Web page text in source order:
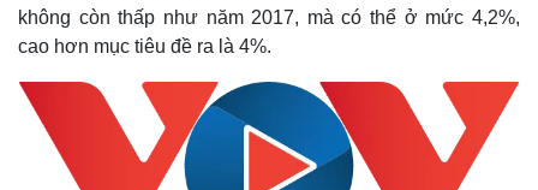
không còn thấp như năm 2017, mà có thể ở mức 4,2%,
cao hơn mục tiêu đề ra là 4%.